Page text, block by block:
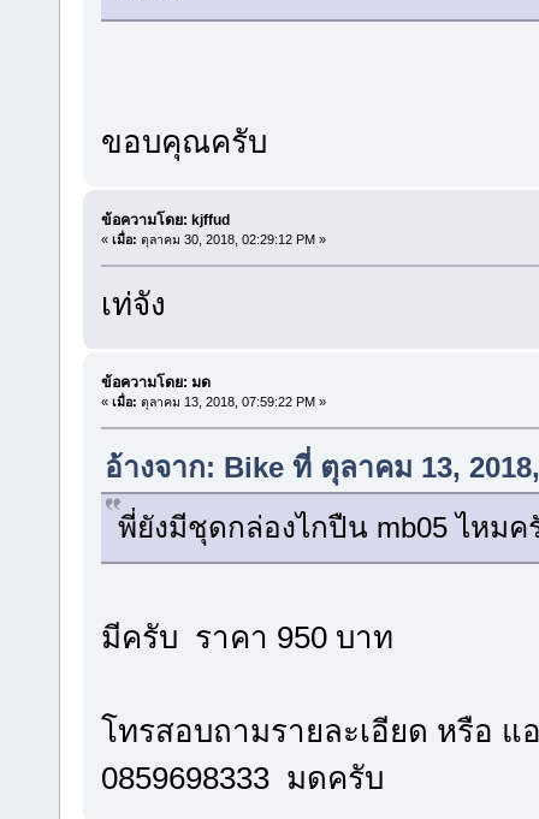
ขอบคุณครับ
ข้อความโดย: kjffud
« เมื่อ: ตุลาคม 30, 2018, 02:29:12 PM »
เท่จัง
ข้อความโดย: มด
« เมื่อ: ตุลาคม 13, 2018, 07:59:22 PM »
อ้างจาก: Bike ที่ ตุลาคม 13,
พี่ยังมีชุดกล่องไกปืน mb05 ไหมค
มีครับ ราคา 950 บาท
โทรสอบถามรายละเอียด หรือ แ
0859698333 มดครับ